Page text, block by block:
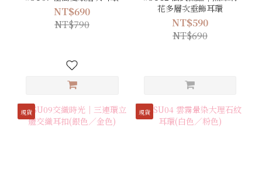
NT$690
NT$790
花多層次垂飾耳環
NT$590
NT$690
現貨 現貨